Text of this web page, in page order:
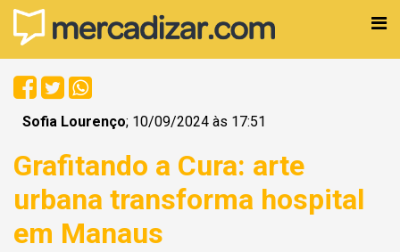
Sofia Lourenço; 10/09/2024 às 17:51
Grafitando a Cura: arte
urbana transforma hospital
em Manaus